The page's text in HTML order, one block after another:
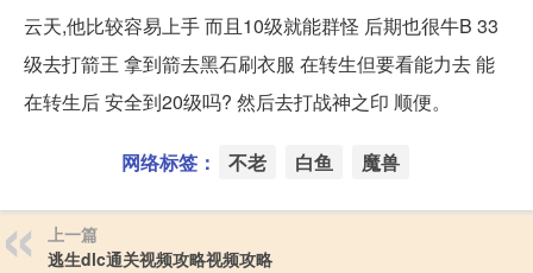
云天,他比较容易上手 而且10级就能群怪 后期也很牛B 33
级去打箭王 拿到箭去黑石刷衣服 在转生但要看能力去 能
在转生后 安全到20级吗? 然后去打战神之印 顺便。
网络标签： 不老 白鱼 魔兽
上一篇
逃生dlc通关视频攻略视频攻略